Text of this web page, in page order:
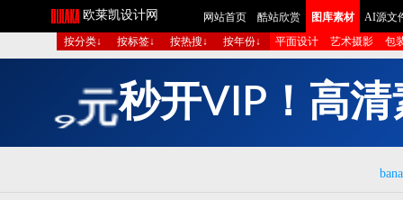
欧莱凯设计网 网站首页 酷站欣赏 图库素材
AI源文
按分类↓
按标签↓ 按热搜↓ 按年份↓ 平面设计 艺术摄影 包
多 组 图 生 成 短